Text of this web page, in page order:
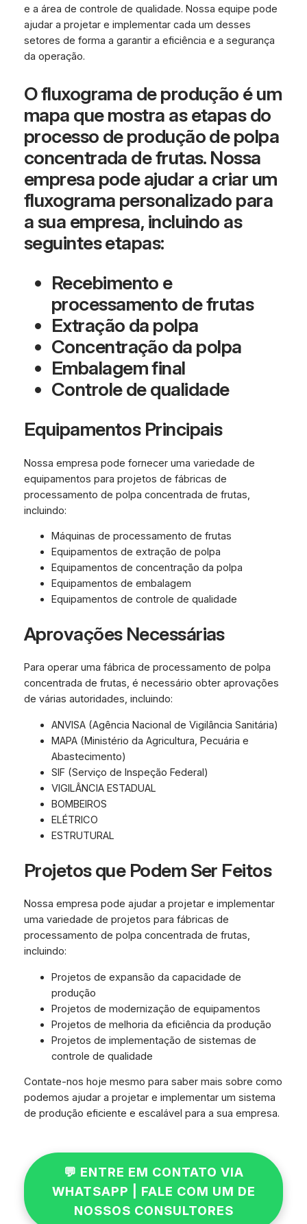
e a área de controle de qualidade. Nossa equipe pode
ajudar a projetar e implementar cada um desses
setores de forma a garantir a eficiência e a segurança
da operação.
O fluxograma de produção é um
mapa que mostra as etapas do
processo de produção de polpa
concentrada de frutas. Nossa
empresa pode ajudar a criar um
fluxograma personalizado para
a sua empresa, incluindo as
seguintes etapas:
Recebimento e
processamento de frutas
Extração da polpa
Concentração da polpa
Embalagem final
Controle de qualidade
Equipamentos Principais
Nossa empresa pode fornecer uma variedade de
equipamentos para projetos de fábricas de
processamento de polpa concentrada de frutas,
incluindo:
Máquinas de processamento de frutas
Equipamentos de extração de polpa
Equipamentos de concentração da polpa
Equipamentos de embalagem
Equipamentos de controle de qualidade
Aprovações Necessárias
Para operar uma fábrica de processamento de polpa
concentrada de frutas, é necessário obter aprovações
de várias autoridades, incluindo:
ANVISA (Agência Nacional de Vigilância Sanitária)
MAPA (Ministério da Agricultura, Pecuária e
Abastecimento)
SIF (Serviço de Inspeção Federal)
VIGILÂNCIA ESTADUAL
BOMBEIROS
ELÉTRICO
ESTRUTURAL
Projetos que Podem Ser Feitos
Nossa empresa pode ajudar a projetar e implementar
uma variedade de projetos para fábricas de
processamento de polpa concentrada de frutas,
incluindo:
Projetos de expansão da capacidade de
produção
Projetos de modernização de equipamentos
Projetos de melhoria da eficiência da produção
Projetos de implementação de sistemas de
controle de qualidade
Contate-nos hoje mesmo para saber mais sobre como
podemos ajudar a projetar e implementar um sistema
de produção eficiente e escalável para a sua empresa.